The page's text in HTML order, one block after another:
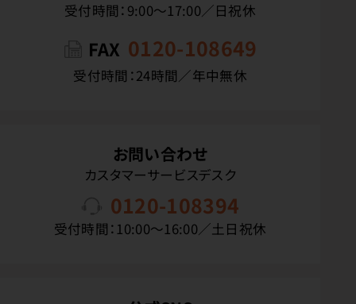
受付時間：9:00〜17:00／日祝休
FAX 0120-108649
受付時間：24時間／年中無休
お問い合わせ
カスタマーサービスデスク
0120-108394
受付時間：10:00〜16:00／土日祝休